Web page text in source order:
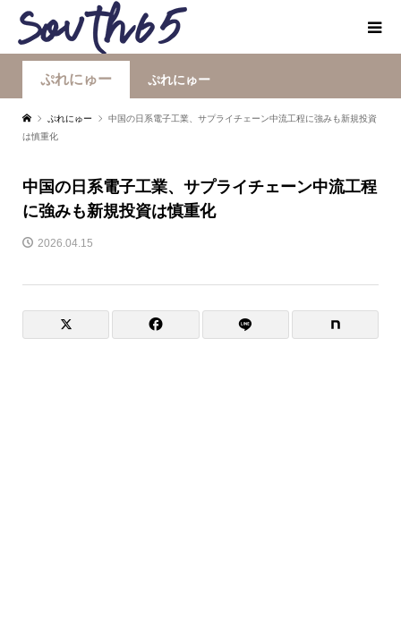
ぷれにゅー ぷれにゅー
ぷれにゅー
中国の日系電子工業、サプライチェーン中流工程に強みも新規投資
は慎重化
中国の日系電子工業、サプライチェーン中流工程
に強みも新規投資は慎重化
2026.04.15